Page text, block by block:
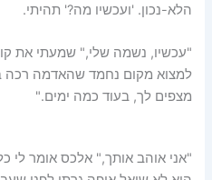
הלא-נכון. 'ועכשיו מה?' תהיתי.
"עכשיו, נשמה שלי," שמעתי את
למצוא מקום נחמד שהאדמה רכה
מצפים לך, בעוד כמה ימים."
"אני אוהב אותך," אלכס אומר לי